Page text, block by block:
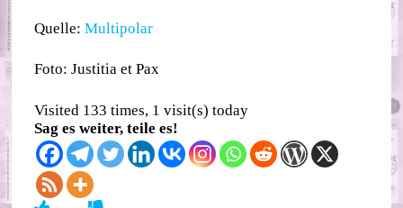
Quelle:Multipolar
Foto: Justitia et Pax
Visited 133 times, 1 visit(s) today
Sag es weiter, teile es!